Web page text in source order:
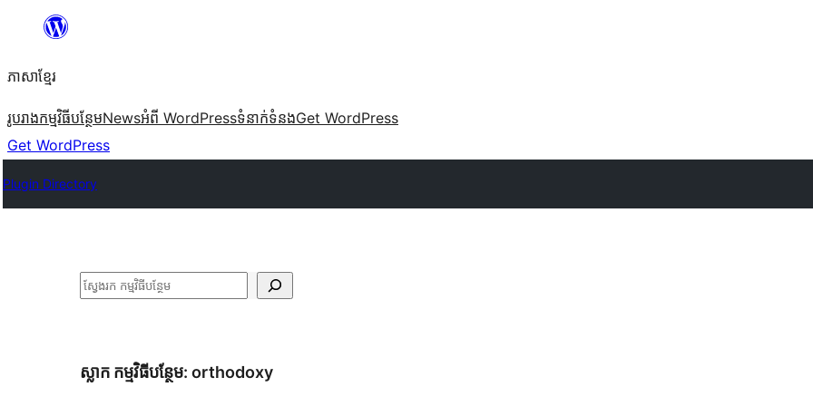
content
ភាសា​ខ្មែរ
រូបរាងកម្មវិធីបន្ថែមNewsអំពី WordPressទំនាក់​ទំនងGet WordPress
Get WordPress
Plugin Directory
ស្វែងរក
ស្លាក​ កម្មវិធីបន្ថែម: orthodoxy